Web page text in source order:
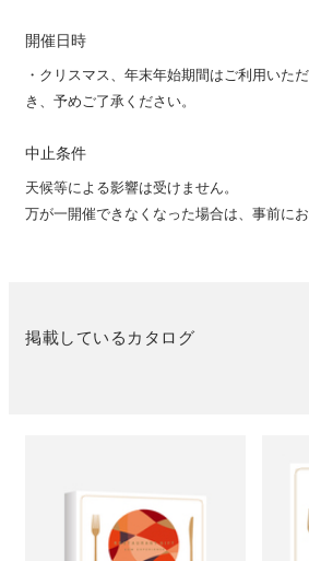
開催日時
・クリスマス、年末年始期間はご利用いた
き、予めご了承ください。
中止条件
天候等による影響は受けません。
万が一開催できなくなった場合は、事前に
掲載しているカタログ